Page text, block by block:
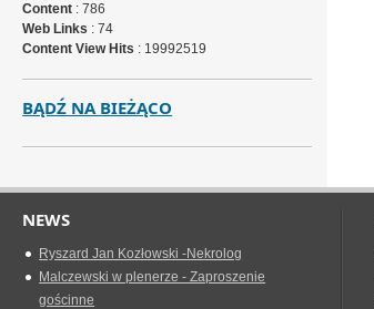
Content : 786
Web Links : 74
Content View Hits : 19992519
BĄDŹ NA BIEŻĄCO
NEWS
Ryszard Jan Kozłowski -Nekrolog
Malczewski w plenerze - Zaproszenie
gościnne